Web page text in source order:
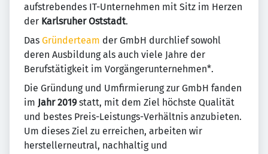
aufstrebendes IT-Unternehmen mit Sitz im Herzen
der Karlsruher Oststadt.
Das Gründerteam der GmbH durchlief sowohl
deren Ausbildung als auch viele Jahre der
Berufstätigkeit im Vorgängerunternehmen*.
Die Gründung und Umfirmierung zur GmbH fanden
im Jahr 2019statt, mit dem Ziel höchste Qualität
und bestes Preis-Leistungs-Verhältnis anzubieten.
Um dieses Ziel zu erreichen, arbeiten wir
herstellerneutral, nachhaltig und